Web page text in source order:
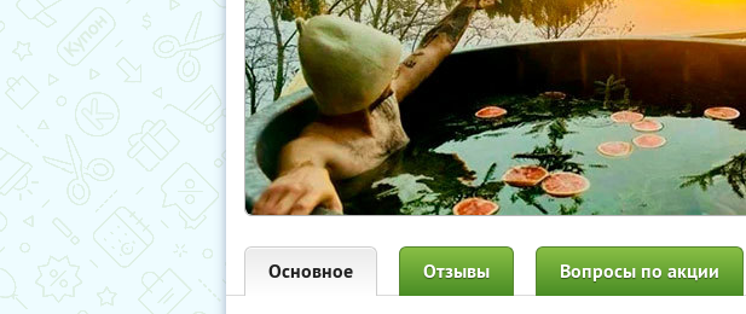
Основное Отзывы Вопросы по акции